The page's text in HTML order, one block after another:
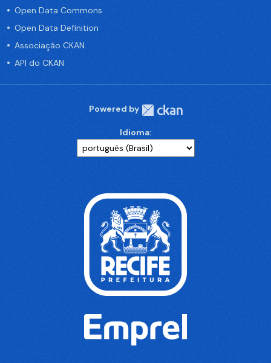
Open Data Commons
Open Data Definition
Associação CKAN
API do CKAN
Powered by
Idioma